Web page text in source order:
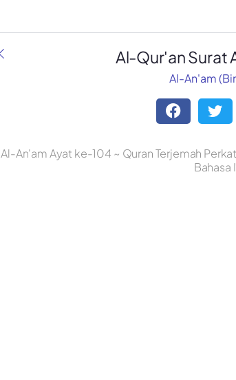
Al-Qur'an Surat
Al-An'am
Al-An'am Ayat ke-104 ~ Quran Terjemah
Bahasa